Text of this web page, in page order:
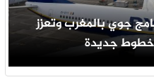
جوي بالمغرب وتعزز